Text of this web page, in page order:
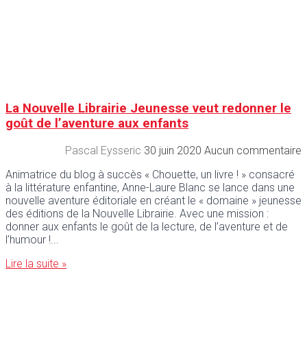
La Nouvelle Librairie Jeunesse veut redonner le
goût de l’aventure aux enfants
Pascal Eysseric 30 juin 2020 Aucun commentaire
Animatrice du blog à succès « Chouette, un livre ! » consacré
à la littérature enfantine, Anne-Laure Blanc se lance dans une
nouvelle aventure éditoriale en créant le « domaine » jeunesse
des éditions de la Nouvelle Librairie. Avec une mission :
donner aux enfants le goût de la lecture, de l’aventure et de
l’humour !
Lire la suite »